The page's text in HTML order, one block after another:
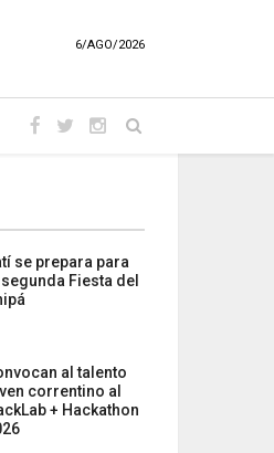
6/AGO/2026
se prepara para
segunda Fiesta del
al talento
correntino al
+ Hackathon